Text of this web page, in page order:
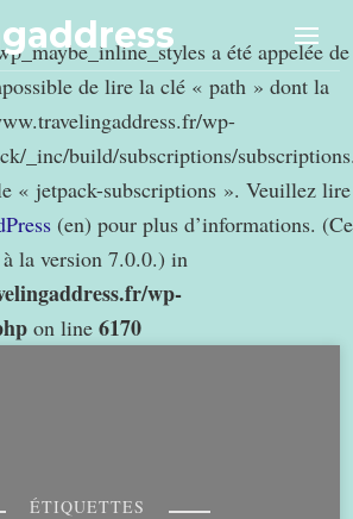
a été appelée de
de lire la clé « path » dont la
wp-
_inc/build/subscriptions/
« jetpack-subscriptions ». Veuillez lire
(en) pour plus d’informations. (Ce
à la version 7.0.0.) in
wp-
on line 6170
ÉTIQUETTES